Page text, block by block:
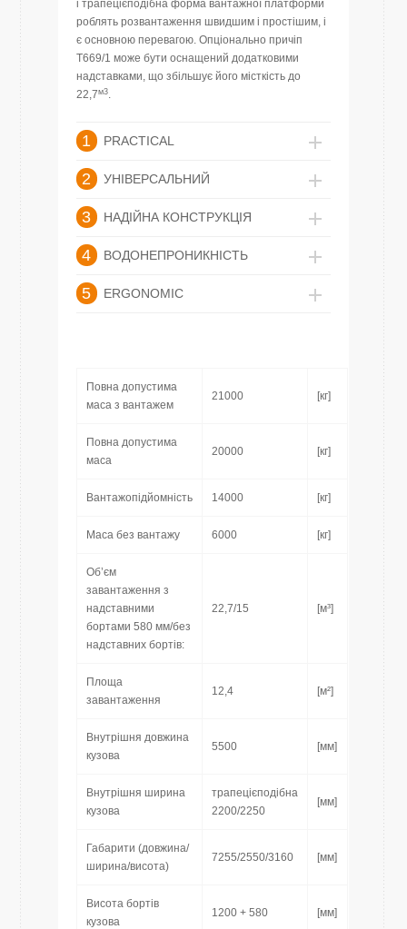
і трапецієподібна форма вантажної платформи
роблять розвантаження швидшим і простішим, і
є основною перевагою. Опціонально причіп
T669/1 може бути оснащений додатковими
надставками, що збільшує його місткість до
22,7м3.
1 PRACTICAL
2 УНІВЕРСАЛЬНИЙ
3 НАДІЙНА КОНСТРУКЦІЯ
4 ВОДОНЕПРОНИКНІСТЬ
5 ERGONOMIC
Повна допустима
маса з вантажем
21000 [кг]
Повна допустима
маса
20000 [кг]
Вантажопідйомність 14000 [кг]
Маса без вантажу 6000 [кг]
Об’єм
завантаження з
надставними
бортами 580 мм/без
надставних бортів:
22,7/15 [м³]
Площа
завантаження
12,4 [м²]
Внутрішня довжина
кузова
5500 [мм]
Внутрішня ширина
кузова
трапецієподібна
2200/2250
[мм]
Габарити (довжина/
ширина/висота)
7255/2550/3160 [мм]
Висота бортів
кузова
1200 + 580 [мм]